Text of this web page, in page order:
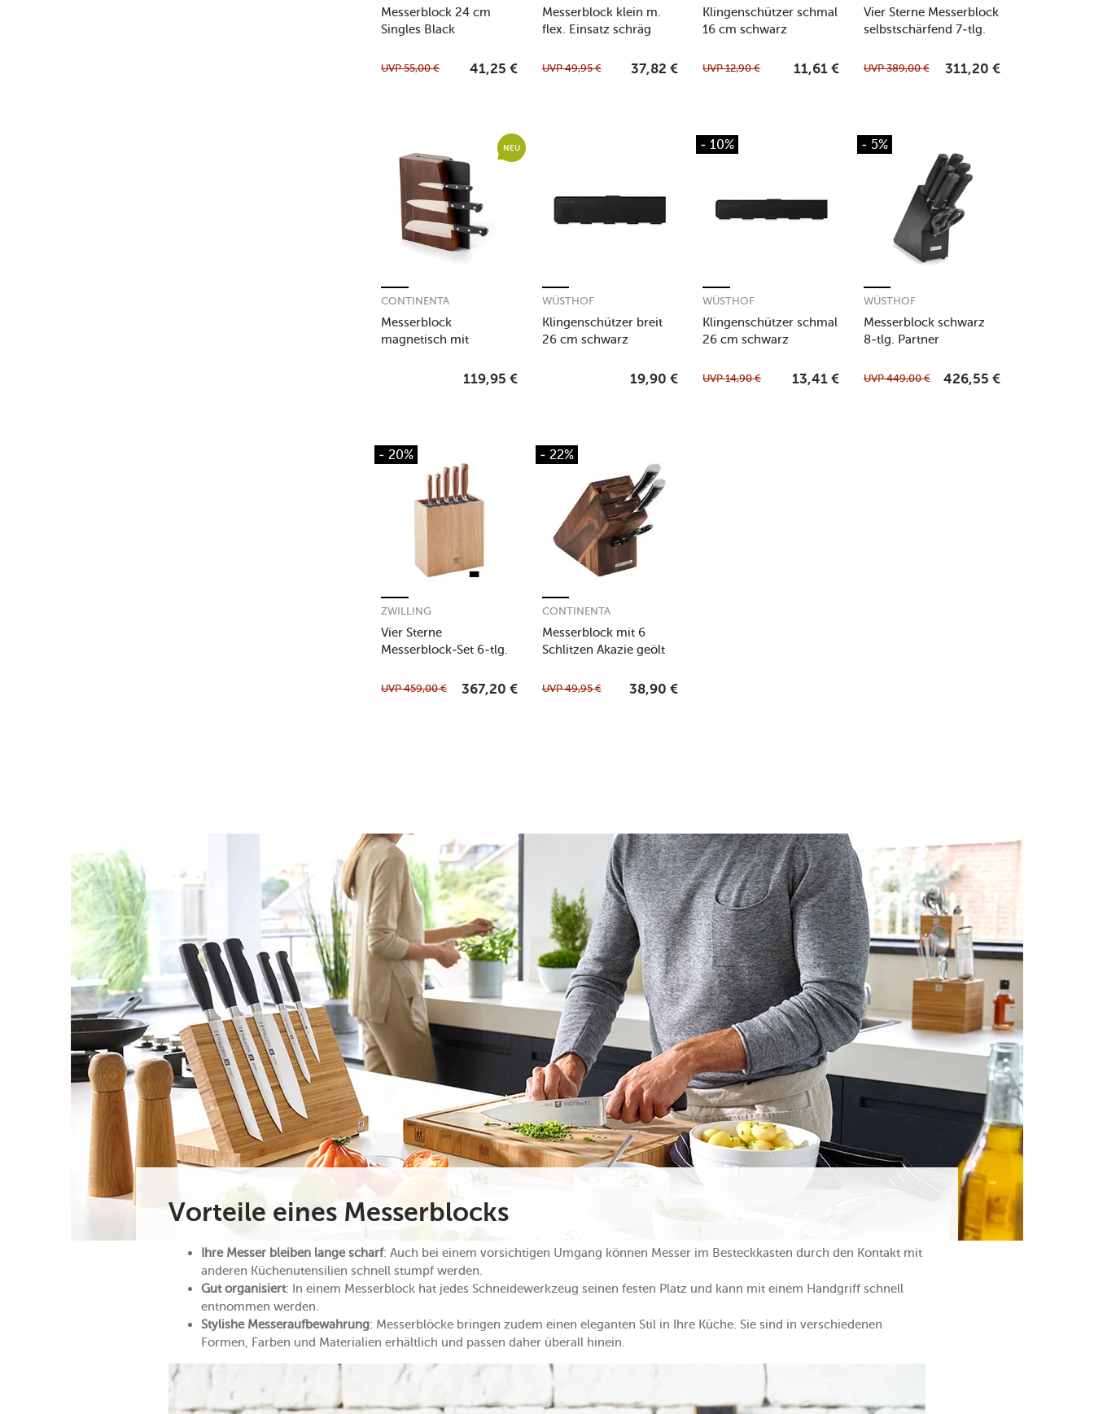
Messerblock 24 cm
Singles Black
UVP55,00 € 41,25 €
Messerblock klein m.
flex. Einsatz schräg
UVP49,95 € 37,82 €
Klingenschützer schmal
16 cm schwarz
UVP12,90 € 11,61 €
Vier Sterne Messerblock
selbstschärfend 7-tlg.
UVP389,00 € 311,20 €
NEU
Messerblock
magnetisch mit
CONTINENTA
119,95 €
Klingenschützer breit
26 cm schwarz
WÜSTHOF
19,90 €
- 10%
Klingenschützer schmal
26 cm schwarz
WÜSTHOF
UVP14,90 € 13,41 €
- 5%
Messerblock schwarz
8-tlg. Partner
WÜSTHOF
UVP449,00 € 426,55 €
- 20%
Vier Sterne
Messerblock-Set 6-tlg.
ZWILLING
UVP459,00 € 367,20 €
- 22%
Messerblock mit 6
Schlitzen Akazie geölt
CONTINENTA
UVP49,95 € 38,90 €
Vorteile eines Messerblocks
Ihre Messer bleiben lange scharf: Auch bei einem vorsichtigen Umgang können Messer im Besteckkasten durch den Kontakt mit
anderen Küchenutensilien schnell stumpf werden.
Gut organisiert: In einem Messerblock hat jedes Schneidewerkzeug seinen festen Platz und kann mit einem Handgriff schnell
entnommen werden.
Stylishe Messeraufbewahrung: Messerblöcke bringen zudem einen eleganten Stil in Ihre Küche. Sie sind in verschiedenen
Formen, Farben und Materialien erhältlich und passen daher überall hinein.